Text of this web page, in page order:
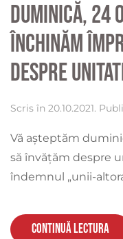
Duminică, 24
închinăm
despre
Scris în 20.10.2021.
Vă așteptăm
să învățăm despre
îndemnul „unii-
Continuă lectura